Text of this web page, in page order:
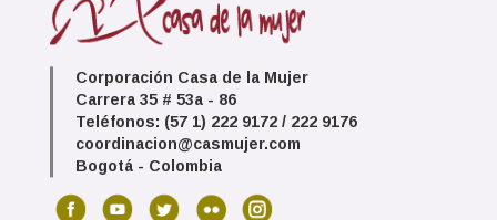
Corporación Casa de la Mujer
Carrera 35 # 53a - 86
Teléfonos: (57 1) 222 9172 / 222 9176
coordinacion@casmujer.com
Bogotá - Colombia